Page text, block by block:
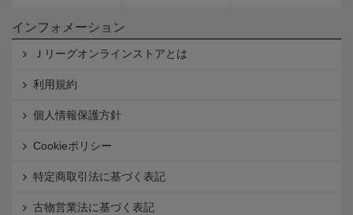
インフォメーション
Ｊリーグオンラインストアとは
利用規約
個人情報保護方針
Cookieポリシー
特定商取引法に基づく表記
古物営業法に基づく表記